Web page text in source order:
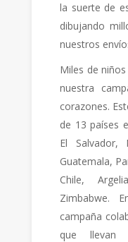
la suerte de
dibujando
nuestros
Miles de
nuestra
corazones.
de 13 países
El Salvador,
Guatemala,
Chile,
Zimbabwe.
campaña
que llevan